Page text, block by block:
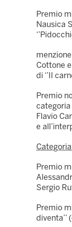
Premio
Nausica
Cottone
di ‘’Il
Premio
categoria
Flavio
e
Premio
Sergio
Premio
diventa’’